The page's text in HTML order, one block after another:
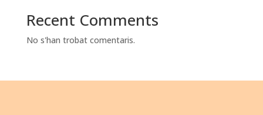
Recent Comments
No s'han trobat comentaris.